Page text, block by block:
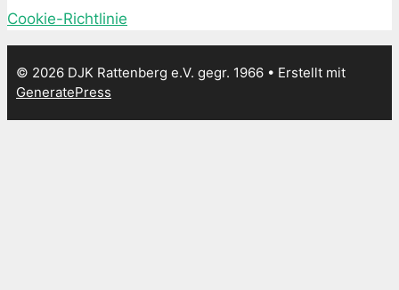
Cookie-Richtlinie
© 2026 DJK Rattenberg e.V. gegr. 1966 • Erstellt mit
GeneratePress